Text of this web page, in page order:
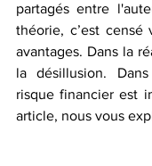
partagés entre
théorie, c’est censé
avantages. Dans la
la désillusion.
risque financier est
article, nous vous